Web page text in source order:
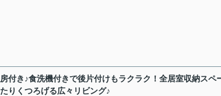
付き♪食洗機付きで後片付けもラクラク！全居室収納スペ
りくつろげる広々リビング♪